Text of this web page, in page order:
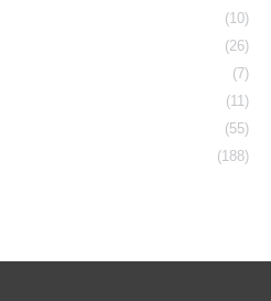
(10)
(26)
(7)
(11)
(55)
(188)